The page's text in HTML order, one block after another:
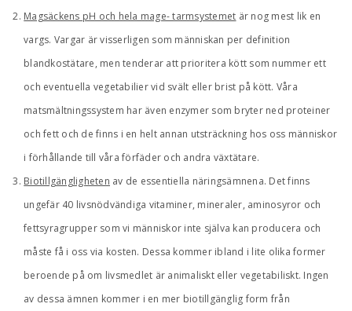
Magsäckens pH och hela mage- tarmsystemet är nog mest lik en
vargs. Vargar är visserligen som människan per definition
blandkostätare, men tenderar att prioritera kött som nummer ett
och eventuella vegetabilier vid svält eller brist på kött. Våra
matsmältningssystem har även enzymer som bryter ned proteiner
och fett och de finns i en helt annan utsträckning hos oss människor
i förhållande till våra förfäder och andra växtätare.
Biotillgängligheten av de essentiella näringsämnena. Det finns
ungefär 40 livsnödvändiga vitaminer, mineraler, aminosyror och
fettsyragrupper som vi människor inte själva kan producera och
måste få i oss via kosten. Dessa kommer ibland i lite olika former
beroende på om livsmedlet är animaliskt eller vegetabiliskt. Ingen
av dessa ämnen kommer i en mer biotillgänglig form från